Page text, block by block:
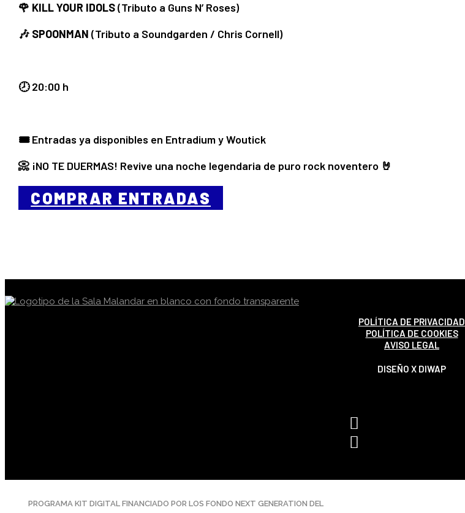
🌹 KILL YOUR IDOLS(Tributo a Guns N’ Roses)
🎶 SPOONMAN (Tributo a Soundgarden / Chris Cornell)
🕗 20:00 h
🎟️ Entradas ya disponibles en Entradium y Woutick
📀 ¡NO TE DUERMAS! Revive una noche legendaria de puro rock noventero 🤘
COMPRAR ENTRADAS
POLÍTICA DE PRIVACIDAD
POLÍTICA DE COOKIES
AVISO LEGAL
DISEÑO X DIWAP
PROGRAMA KIT DIGITAL FINANCIADO POR LOS FONDO NEXT GENERATION DEL